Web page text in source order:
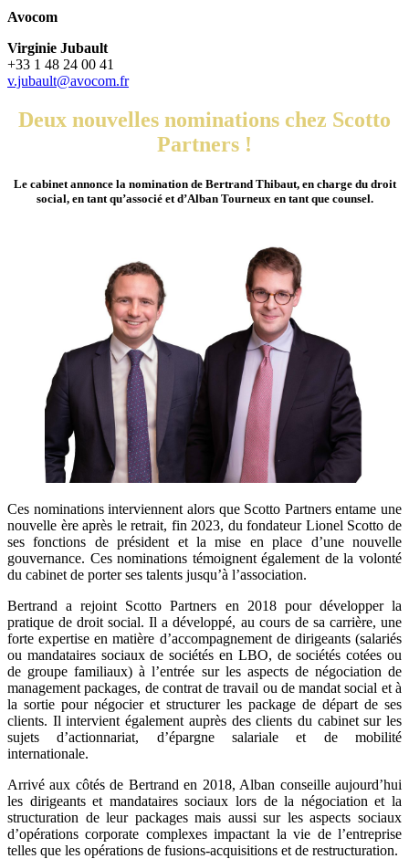
Avocom
Virginie Jubault
+33 1 48 24 00 41
v.jubault@avocom.fr
Deux nouvelles nominations chez Scotto
Partners !
Le cabinet annonce la nomination de Bertrand Thibaut, en charge du droit
social, en tant qu’associé et d’Alban Tourneuxen tant que counsel.
Ces nominations interviennent alors que Scotto Partners entame une
nouvelle ère après le retrait, fin 2023, du fondateur Lionel Scotto de
ses fonctions de président et la mise en place d’une nouvelle
gouvernance. Ces nominations témoignent également de la volonté
du cabinet de porter ses talents jusqu’à l’association.
Bertrand a rejoint Scotto Partners en 2018 pour développer la
pratique de droit social. Il a développé, au cours de sa carrière, une
forte expertise en matière d’accompagnement de dirigeants (salariés
ou mandataires sociaux de sociétés en LBO, de sociétés cotées ou
de groupe familiaux) à l’entrée sur les aspects de négociation de
management packages, de contrat de travail ou de mandat social et à
la sortie pour négocier et structurer les package de départ de ses
clients. Il intervient également auprès des clients du cabinet sur les
sujets d’actionnariat, d’épargne salariale et de mobilité
internationale.
Arrivé aux côtés de Bertrand en 2018, Alban conseille aujourd’hui
les dirigeants et mandataires sociaux lors de la négociation et la
structuration de leur packages mais aussi sur les aspects sociaux
d’opérations corporate complexes impactant la vie de l’entreprise
telles que les opérations de fusions-acquisitions et de restructuration.